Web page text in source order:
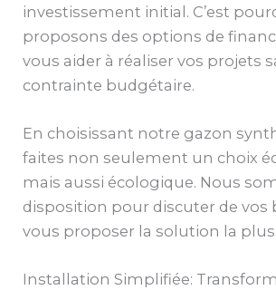
investissement initial. C’est
proposons des options de
vous aider à réaliser vos projets
contrainte budgétaire.
En choisissant notre gazon
faites non seulement un choix
mais aussi écologique. Nous
disposition pour discuter de vos
vous proposer la solution la plus
Installation Simplifiée: